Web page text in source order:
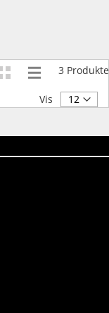
3 Produkte
Vis